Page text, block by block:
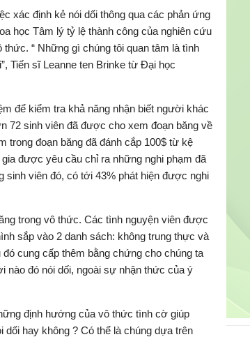
xác định kẻ nói dối thông qua các phản ứng
học Tâm lý tỷ lệ thành công của nghiên cứu
“ Những gì chúng tôi quan tâm là tình
Tiến sĩ Leanne ten Brinke từ Đại học
để kiểm tra khả năng nhận biết người khác
72 sinh viên đã được cho xem đoạn băng về
trong đoạn băng đã đánh cắp 100$ từ kệ
được yêu cầu chỉ ra những nghi phạm đã
sinh viên đó, có tới 43% phát hiện được nghi
trong vô thức. Các tình nguyện viên được
sắp vào 2 danh sách: không trung thực và
cung cấp thêm bằng chứng cho chúng ta
nào đó nói dối, ngoài sự nhận thức của ý
định hướng của vô thức tình cờ giúp
hay không ? Có thể là chúng dựa trên